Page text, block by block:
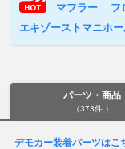
マフラー フ
エキゾーストマニホー
パーツ・商品
（373件 ）
デモカー装着パーツはこ